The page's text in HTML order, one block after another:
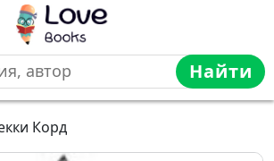
Найти
Корд